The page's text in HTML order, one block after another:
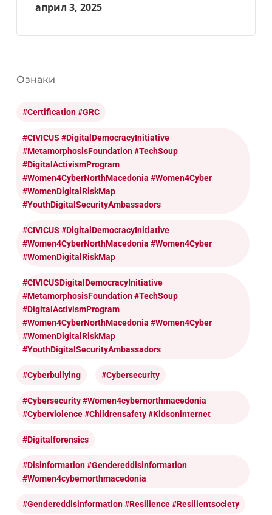
април 3, 2025
Ознаки
#certification #GRC
#CIVICUS #DigitalDemocracyInitiative
#MetamorphosisFoundation #TechSoup
#DigitalActivismProgram
#Women4CyberNorthMacedonia #Women4Cyber
#WomenDigitalRiskMap
#YouthDigitalSecurityAmbassadors
#CIVICUS #DigitalDemocracyInitiative
#Women4CyberNorthMacedonia #Women4Cyber
#WomenDigitalRiskMap
#CIVICUSDigitalDemocracyInitiative
#MetamorphosisFoundation #TechSoup
#DigitalActivismProgram
#Women4CyberNorthMacedonia #Women4Cyber
#WomenDigitalRiskMap
#YouthDigitalSecurityAmbassadors
#cyberbullying #cybersecurity
#cybersecurity #women4cybernorthmacedonia
#cyberviolence #childrensafety #kidsoninternet
#digitalforensics
#disinformation #gendereddisinformation
#women4cybernorthmacedonia
#Gendereddisinformation #resilience #resilientsociety